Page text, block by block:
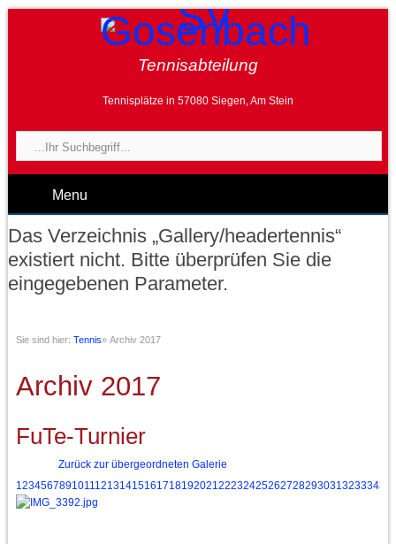
Tennisabteilung
Tennisplätze in 57080 Siegen, Am Stein
Menu
Das Verzeichnis „Gallery/headertennis“
existiert nicht. Bitte überprüfen Sie die
eingegebenen Parameter.
Sie sind hier: Tennis» Archiv 2017
Archiv 2017
FuTe-Turnier
Zurück zur übergeordneten Galerie
1 234567891011 12131415161718192021 22232425262728293031 32333435